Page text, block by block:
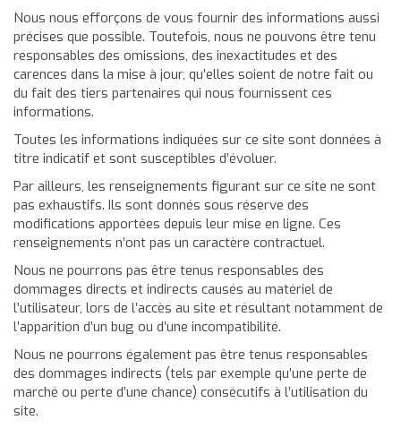
Nous nous efforçons de vous fournir des informations aussi
précises que possible. Toutefois, nous ne pouvons être tenu
responsables des omissions, des inexactitudes et des
carences dans la mise à jour, qu’elles soient de notre fait ou
du fait des tiers partenaires qui nous fournissent ces
informations.
Toutes les informations indiquées sur ce site sont données à
titre indicatif et sont susceptibles d’évoluer.
Par ailleurs, les renseignements figurant sur ce site ne sont
pas exhaustifs. Ils sont donnés sous réserve des
modifications apportées depuis leur mise en ligne. Ces
renseignements n’ont pas un caractère contractuel.
Nous ne pourrons pas être tenus responsables des
dommages directs et indirects causés au matériel de
l’utilisateur, lors de l’accès au site et résultant notamment de
l’apparition d’un bug ou d’une incompatibilité.
Nous ne pourrons également pas être tenus responsables
des dommages indirects (tels par exemple qu’une perte de
marché ou perte d’une chance) consécutifs à l’utilisation du
site.